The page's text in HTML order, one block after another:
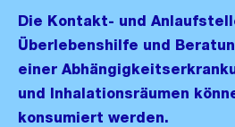
Die Kontakt- und
Überlebenshilfe und
einer
und Inhalationsräumen
konsumiert werden.